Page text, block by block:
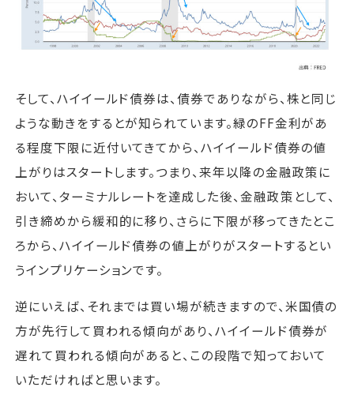
そして、ハイイールド債券は、債券でありながら、株と同じ
ような動きをするとが知られています。緑のFF金利があ
る程度下限に近付いてきてから、ハイイールド債券の値
上がりはスタートします。つまり、来年以降の金融政策に
おいて、ターミナルレートを達成した後、金融政策として、
引き締めから緩和的に移り、さらに下限が移ってきたとこ
ろから、ハイイールド債券の値上がりがスタートするとい
うインプリケーションです。
逆にいえば、それまでは買い場が続きますので、米国債の
方が先行して買われる傾向があり、ハイイールド債券が
遅れて買われる傾向があると、この段階で知っておいて
いただければと思います。